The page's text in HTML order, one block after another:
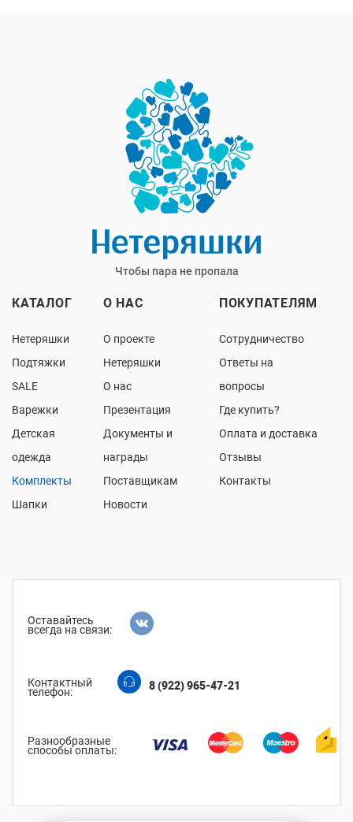
Чтобы пара не пропала
КАТАЛОГ
Нетеряшки
Подтяжки
SALE
Варежки
Детская
одежда
Комплекты
Шапки
О НАС
О проекте
Нетеряшки
О нас
Презентация
Документы и
награды
Поставщикам
Новости
ПОКУПАТЕЛЯМ
Сотрудничество
Ответы на
вопросы
Где купить?
Оплата и доставка
Отзывы
Контакты
Оставайтесь
всегда на связи:
Контактный
телефон: 8 (922) 965-47-21
Разнообразные
способы оплаты: